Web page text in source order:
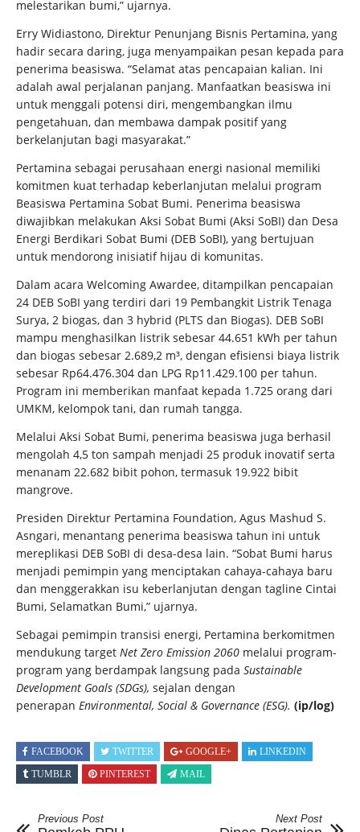
melestarikan bumi,” ujarnya.
Erry Widiastono, Direktur Penunjang Bisnis Pertamina, yang
hadir secara daring, juga menyampaikan pesan kepada para
penerima beasiswa. “Selamat atas pencapaian kalian. Ini
adalah awal perjalanan panjang. Manfaatkan beasiswa ini
untuk menggali potensi diri, mengembangkan ilmu
pengetahuan, dan membawa dampak positif yang
berkelanjutan bagi masyarakat.”
Pertamina sebagai perusahaan energi nasional memiliki
komitmen kuat terhadap keberlanjutan melalui program
Beasiswa Pertamina Sobat Bumi. Penerima beasiswa
diwajibkan melakukan Aksi Sobat Bumi (Aksi SoBI) dan Desa
Energi Berdikari Sobat Bumi (DEB SoBI), yang bertujuan
untuk mendorong inisiatif hijau di komunitas.
Dalam acara Welcoming Awardee, ditampilkan pencapaian
24 DEB SoBI yang terdiri dari 19 Pembangkit Listrik Tenaga
Surya, 2 biogas, dan 3 hybrid (PLTS dan Biogas). DEB SoBI
mampu menghasilkan listrik sebesar 44.651 kWh per tahun
dan biogas sebesar 2.689,2 m³, dengan efisiensi biaya listrik
sebesar Rp64.476.304 dan LPG Rp11.429.100 per tahun.
Program ini memberikan manfaat kepada 1.725 orang dari
UMKM, kelompok tani, dan rumah tangga.
Melalui Aksi Sobat Bumi, penerima beasiswa juga berhasil
mengolah 4,5 ton sampah menjadi 25 produk inovatif serta
menanam 22.682 bibit pohon, termasuk 19.922 bibit
mangrove.
Presiden Direktur Pertamina Foundation, Agus Mashud S.
Asngari, menantang penerima beasiswa tahun ini untuk
mereplikasi DEB SoBI di desa-desa lain. “Sobat Bumi harus
menjadi pemimpin yang menciptakan cahaya-cahaya baru
dan menggerakkan isu keberlanjutan dengan tagline Cintai
Bumi, Selamatkan Bumi,” ujarnya.
Sebagai pemimpin transisi energi, Pertamina berkomitmen
mendukung target Net Zero Emission 2060 melalui program-
program yang berdampak langsung pada Sustainable
Development Goals (SDGs), sejalan dengan
penerapan Environmental, Social & Governance (ESG). (ip/log)
FACEBOOK TWITTER GOOGLE+
LINKEDIN
TUMBLR
PINTEREST MAIL
Previous Post Next Post